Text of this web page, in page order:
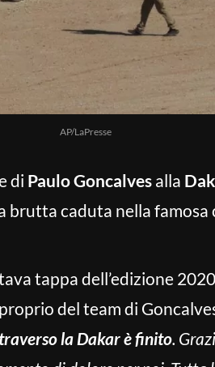
AP/LaPresse
di Paulo Goncalves alla
caduta nella famosa
tappa dell’edizione
del team di
la Dakar è finito.